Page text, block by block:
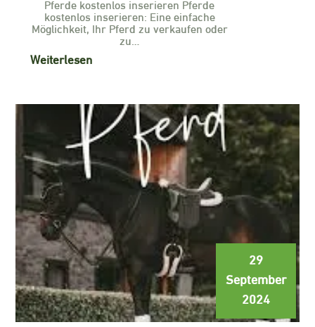
Pferde kostenlos inserieren Pferde
kostenlos inserieren: Eine einfache
Möglichkeit, Ihr Pferd zu verkaufen oder
zu…
Weiterlesen
29
September
2024